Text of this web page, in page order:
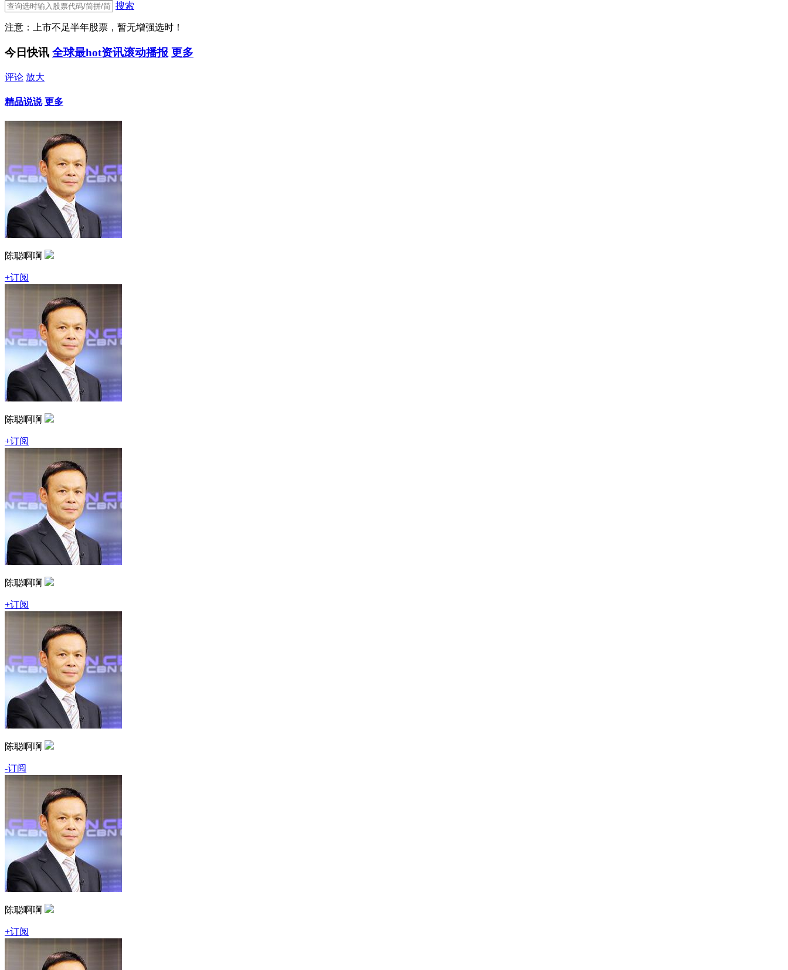
搜索
注意：上市不足半年股票，暂无增强选时！
今日快讯 全球最hot资讯滚动播报 更多
评论 放大
精品说说 更多
陈聪啊啊
+订阅
陈聪啊啊
+订阅
陈聪啊啊
+订阅
陈聪啊啊
-订阅
陈聪啊啊
+订阅